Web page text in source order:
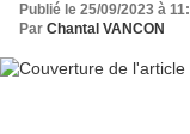
Publié le 25/09/2023 à
Par Chantal VANCON